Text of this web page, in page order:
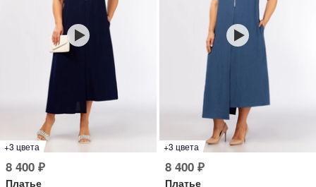
+3 цвета
8 400 ₽
Платье
+3 цвета
8 400 ₽
Платье